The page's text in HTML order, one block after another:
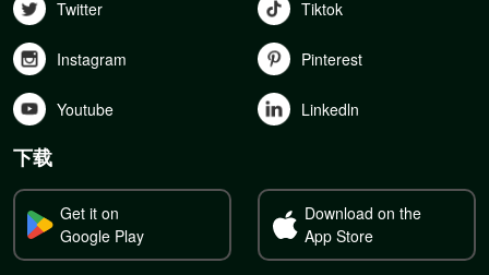
Twitter Tiktok
Instagram Pinterest
Youtube Linkedln
下载
Get it on
Google Play
Download on the
App Store